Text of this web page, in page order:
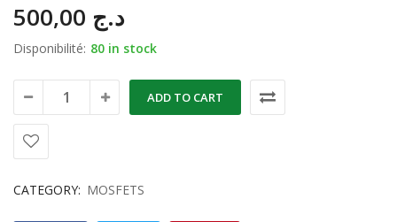
د.ج
Disponibilité: 80 in stock
ADD TO CART
CATEGORY: MOSFETS